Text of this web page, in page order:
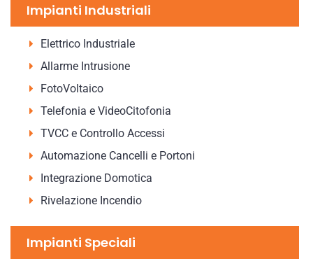
Impianti Industriali
Elettrico Industriale
Allarme Intrusione
FotoVoltaico
Telefonia e VideoCitofonia
TVCC e Controllo Accessi
Automazione Cancelli e Portoni
Integrazione Domotica
Rivelazione Incendio
Impianti Speciali